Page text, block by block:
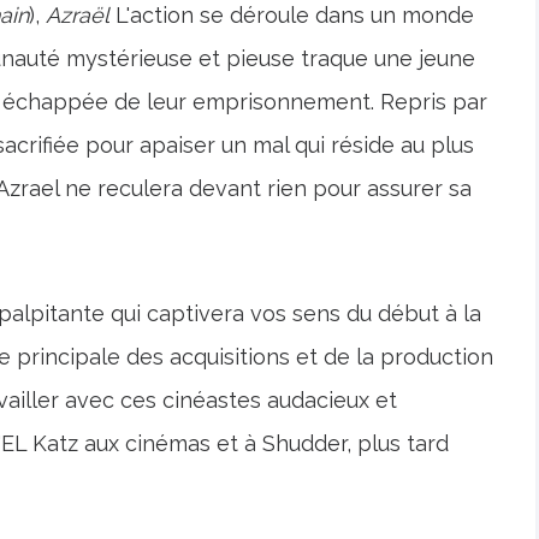
), AzraëlL'action se déroule dans un monde
mystérieuse et pieuse traque une jeune
de leur emprisonnement. Repris par
pour apaiser un mal qui réside au plus
ne reculera devant rien pour assurer sa
qui captivera vos sens du début à la
principale des acquisitions et de la production
avec ces cinéastes audacieux et
Katz aux cinémas et à Shudder, plus tard